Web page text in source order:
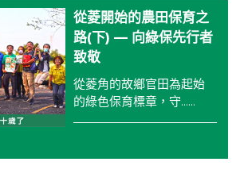
從菱開始的農田保育之
路(下) — 向綠保先行者
致敬
從菱角的故鄉官田為起始
的綠色保育標章，守......